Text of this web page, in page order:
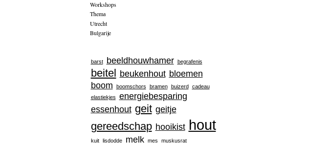
Workshops
Themа
Utrecht
Bulgarije
barst beeldhouwhamer begrafenis
beitel beukenhout bloemen
boom
boomschors bramen buizerd
cadeau
elastiekjes
energiebesparing
essenhout geit geitje
gereedschap hooikist hout
kuit lisdodde melk mes muskusrat